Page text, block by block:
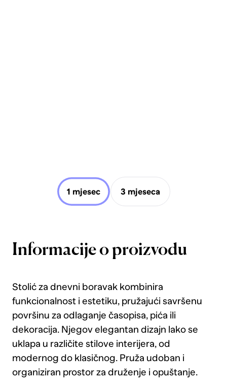
1 mjesec 3 mjeseca
Informacije o proizvodu
Stolić za dnevni boravak kombinira
funkcionalnost i estetiku, pružajući savršenu
površinu za odlaganje časopisa, pića ili
dekoracija. Njegov elegantan dizajn lako se
uklapa u različite stilove interijera, od
modernog do klasičnog. Pruža udoban i
organiziran prostor za druženje i opuštanje.